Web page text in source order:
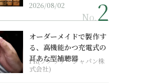
2026/08/02
No.
オーダーメイドで製作す
る、高機能かつ充電式の
耳あな型補聴器
PR(ソノヴァ・ジャパン株
式会社)